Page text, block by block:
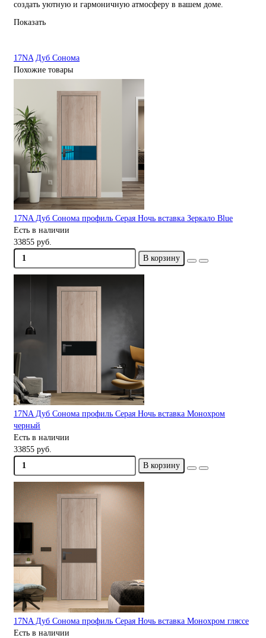
создать уютную и гармоничную атмосферу в вашем доме.
Показать
17NA Дуб Сонома
Похожие товары
17NA Дуб Сонома профиль Серая Ночь вставка Зеркало Blue
Есть в наличии
33855 руб.
В корзину
17NA Дуб Сонома профиль Серая Ночь вставка Монохром
черный
Есть в наличии
33855 руб.
В корзину
17NA Дуб Сонома профиль Серая Ночь вставка Монохром гляссе
Есть в наличии